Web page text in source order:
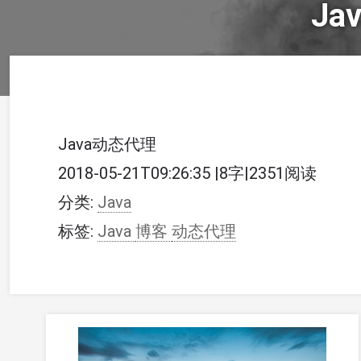
Java动态代理
2018-05-21T09:26:35 |8字|2351阅读
分类: Java
标签: Java 博客 动态代理